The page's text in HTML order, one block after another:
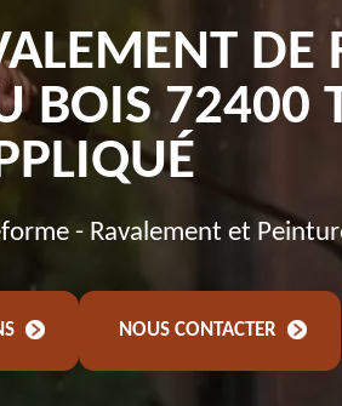
DE
BOIS 72400
- Ravalement et
NOUS CONTACTER